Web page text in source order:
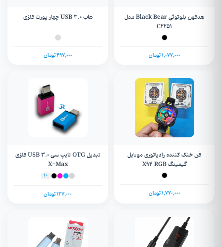
هدفون بلوتوثی Black Bear مدل
C2251
1,077,000 تومان
هاب USB 3.0 چهار پورت فلزی
497,000 تومان
فن خنک کننده رادیاتوری موبایل
گیمینگ X94 RGB
1,770,000 تومان
تبدیل OTG تایپ سی USB 3.0 فلزی
X-Max
+1
127,000 تومان